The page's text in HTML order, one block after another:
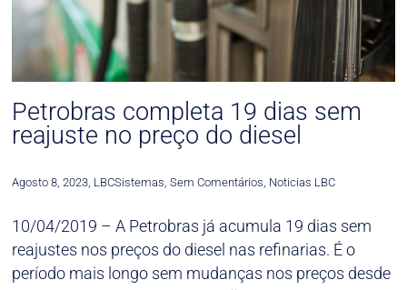
Petrobras completa 19 dias sem
reajuste no preço do diesel
Agosto 8, 2023, LBCSistemas, Sem Comentários, Noticias LBC
10/04/2019 – A Petrobras já acumula 19 dias sem
reajustes nos preços do diesel nas refinarias. É o
período mais longo sem mudanças nos preços desde